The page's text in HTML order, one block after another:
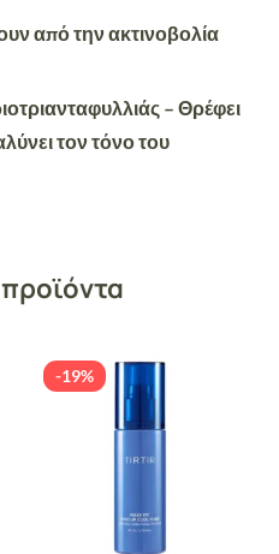
από την ακτινοβολία
– Θρέφει
τον τόνο του
-19%